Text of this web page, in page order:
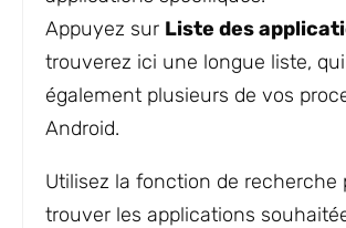
Appuyez sur Liste des
trouverez ici une longue liste,
également plusieurs de vos
Android.
Utilisez la fonction de recherche
trouver les applications